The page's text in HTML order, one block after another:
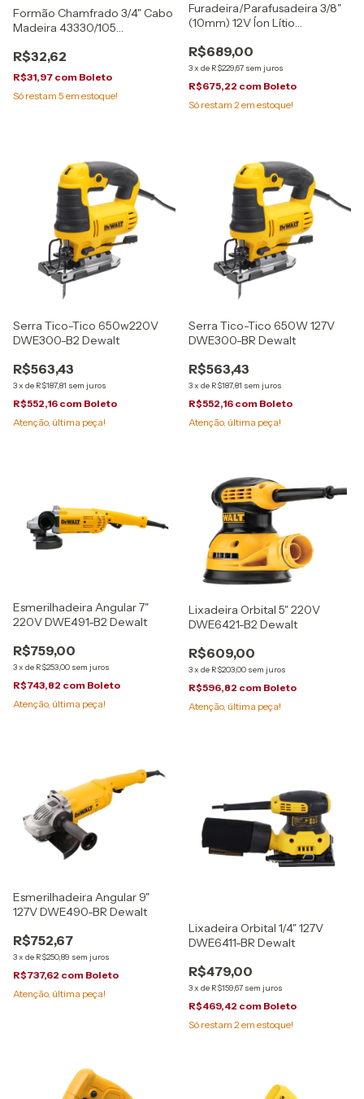
Formão Chamfrado 3/4" Cabo
Madeira 43330/105
R$32,62
R$31,97 com Boleto
Só restam 5 em estoque!
Furadeira/Parafusadeira 3/8"
(10mm) 12V Íon Lítio
R$689,00
3x de R$229,67 sem juros
R$675,22 com Boleto
Só restam 2em estoque!
Serra Tico-Tico 650w220V
DWE300-B2 Dewalt
R$563,43
3x de R$187,81 sem juros
R$552,16 com Boleto
Atenção, última peça!
Serra Tico-Tico 650W 127V
DWE300-BR Dewalt
R$563,43
3x de R$187,81 sem juros
R$552,16 com Boleto
Atenção, última peça!
Esmerilhadeira Angular 7"
220V DWE491-B2 Dewalt
R$759,00
3x de R$253,00 sem juros
R$743,82 com Boleto
Atenção, última peça!
Lixadeira Orbital 5" 220V
DWE6421-B2 Dewalt
R$609,00
3x de R$203,00 sem juros
R$596,82 com Boleto
Atenção, última peça!
Esmerilhadeira Angular 9"
127V DWE490-BR Dewalt
R$752,67
3x de R$250,89 sem juros
R$737,62 com Boleto
Atenção, última peça!
Lixadeira Orbital 1/4" 127V
DWE6411-BR Dewalt
R$479,00
3x de R$159,67 sem juros
R$469,42 com Boleto
Só restam 2 em estoque!